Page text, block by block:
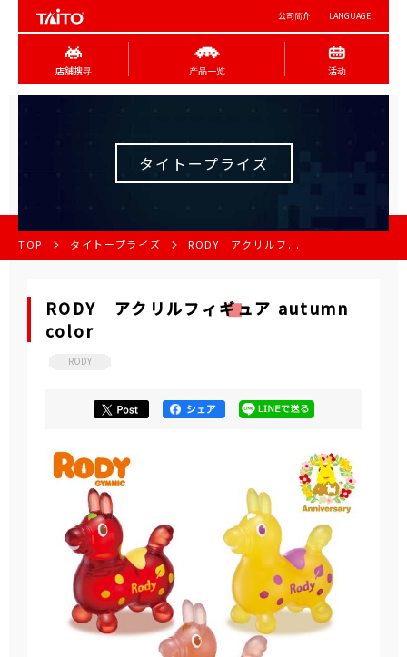
公司简介 LANGUAGE
店舖搜寻 产品一览 活动
タイトープライズ
TOP タイトープライズ RODY アクリルフ...
RODY アクリルフィギュア autumn
color
RODY